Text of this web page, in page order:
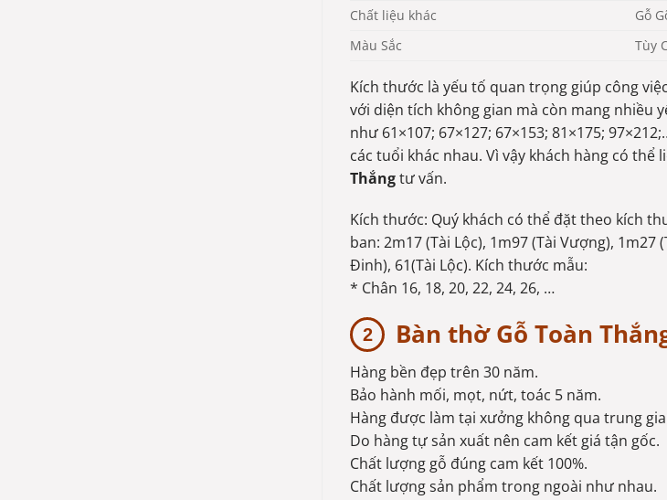
Chất liệu khác
Gỗ
Màu Sắc
Tùy
Kích thước là yếu tố quan trọng giúp công
với diện tích không gian mà còn mang nhiều
như 61×107; 67×127; 67×153; 81×175;
các tuổi khác nhau. Vì vậy khách hàng có
Thắngtư vấn.
Kích thước: Quý khách có thể đặt theo kích
ban: 2m17 (Tài Lộc), 1m97 (Tài Vượng), 1m27
Đinh), 61(Tài Lộc). Kích thước mẫu:
* Chân 16, 18, 20, 22, 24, 26, …
Bàn thờ Gỗ Toàn
Hàng bền đẹp trên 30 năm.
Bảo hành mối, mọt, nứt, toác 5 năm.
Hàng được làm tại xưởng không qua trung
Do hàng tự sản xuất nên cam kết giá tận gốc.
Chất lượng gỗ đúng cam kết 100%.
Chất lượng sản phẩm trong ngoài như nhau.